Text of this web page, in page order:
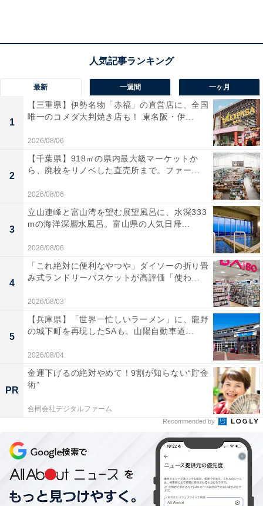
2階建ての機体にウミガメの親子が大きく描かれる
デザイン
特別塗装機の愛称は空飛ぶウミガメという意味の「FLYING HONU」
最新 一週間 一ヶ月
1
【三重県】伊勢名物「赤福」の直営店に、全国
唯一のコメダ大判焼き店も！ 東名阪・伊...
2026/08/06
2
【千葉県】918㎡の県内最大級マーケットか
ら、廃校をリノベした直売所まで。ファー...
2026/08/06
3
立山連峰と富山湾を望む展望風呂に、水深333
mの海洋深層水風呂。富山県の人気日帰...
2026/08/06
4
「これ絶対に便利なやつや」ダイソーの折り畳
み式ランドリーバスケットが高評価「使わ...
2026/08/03
5
【兵庫県】「世界一忙しいラーメン」に、龍野
の城下町を再現したSAも。山陽自動車道...
2026/08/04
PR
金運下げるの絶対やめて！9割が知らない“貯金
術”
合同会社デジタルファーム
Recommended by